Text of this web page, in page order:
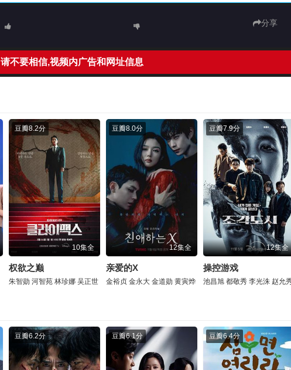
分享
请不要相信,视频内广告和网址信息
豆瓣8.2分
10集全
权欲之巅
朱智勋 河智苑 林珍娜 吴正世
豆瓣8.0分
12集全
亲爱的X
金裕贞 金永大 金道勋 黄寅烨
豆瓣7.9分
12集全
操控游戏
池昌旭 都敬秀 李光洙 赵允
豆瓣6.2分 豆瓣6.1分 豆瓣6.4分